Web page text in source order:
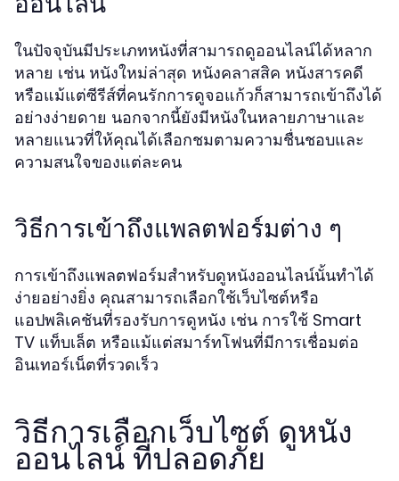
ในปัจจุบันมีประเภทหนังที่สามารถดูออนไลน์ได้หลาก
หลาย เช่น หนังใหม่ล่าสุด หนังคลาสสิค หนังสารคดี
หรือแม้แต่ซีรีส์ที่คนรักการดูจอแก้วก็สามารถเข้าถึงได้
อย่างง่ายดาย นอกจากนี้ยังมีหนังในหลายภาษาและ
หลายแนวที่ให้คุณได้เลือกชมตามความชื่นชอบและ
ความสนใจของแต่ละคน
วิธีการเข้าถึงแพลตฟอร์มต่าง ๆ
การเข้าถึงแพลตฟอร์มสำหรับดูหนังออนไลน์นั้นทำได้
ง่ายอย่างยิ่ง คุณสามารถเลือกใช้เว็บไซต์หรือ
แอปพลิเคชันที่รองรับการดูหนัง เช่น การใช้ Smart
TV แท็บเล็ต หรือแม้แต่สมาร์ทโฟนที่มีการเชื่อมต่อ
อินเทอร์เน็ตที่รวดเร็ว
วิธีการเลือกเว็บไซต์ ดูหนัง
ออนไลน์ ที่ปลอดภัย